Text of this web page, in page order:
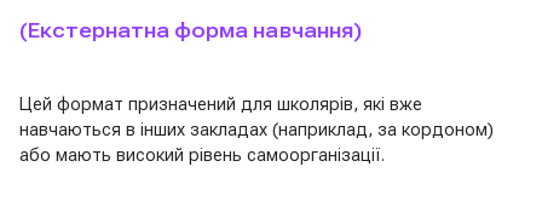
(Екстернатна форма навчання)
Цей формат призначений для школярів, які вже
навчаються в інших закладах (наприклад, за кордоном)
або мають високий рівень самоорганізації.